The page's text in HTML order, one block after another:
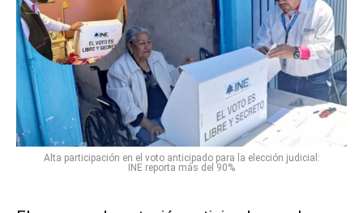
Alta participación en el voto anticipado para la elección judicial:
INE reporta más del 90%